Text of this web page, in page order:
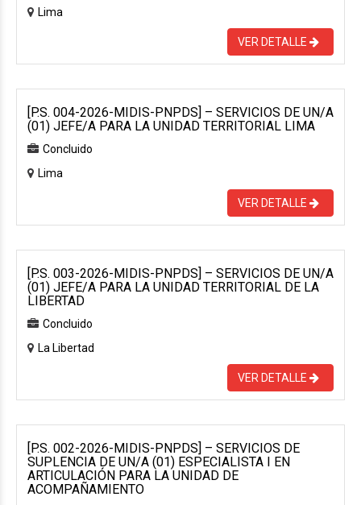
Lima
VER DETALLE
[P.S. 004-2026-MIDIS-PNPDS] – SERVICIOS DE UN/A
(01) JEFE/A PARA LA UNIDAD TERRITORIAL LIMA
Concluido
Lima
VER DETALLE
[P.S. 003-2026-MIDIS-PNPDS] – SERVICIOS DE UN/A
(01) JEFE/A PARA LA UNIDAD TERRITORIAL DE LA
LIBERTAD
Concluido
La Libertad
VER DETALLE
[P.S. 002-2026-MIDIS-PNPDS] – SERVICIOS DE
SUPLENCIA DE UN/A (01) ESPECIALISTA I EN
ARTICULACIÓN PARA LA UNIDAD DE
ACOMPAÑAMIENTO